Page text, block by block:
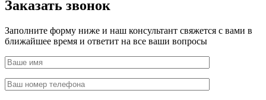
Заказать звонок
Заполните форму ниже и наш консультант свяжется с вами в
ближайшее время и ответит на все ваши вопросы